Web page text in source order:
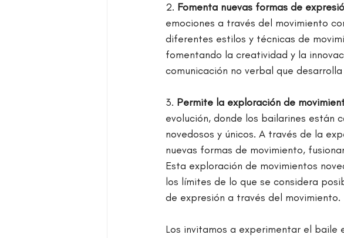
2. Fomenta nuevas formas de
emociones a través del movimiento
diferentes estilos y técnicas de
fomentando la creatividad y la
comunicación no verbal que
3. Permite la exploración de
evolución, donde los bailarines están
novedosos y únicos. A través de la
nuevas formas de movimiento,
Esta exploración de movimientos
los límites de lo que se considera
de expresión a través del movimiento.
Los invitamos a experimentar el baile